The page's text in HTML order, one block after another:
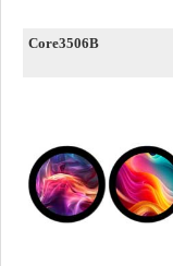
Core3506B